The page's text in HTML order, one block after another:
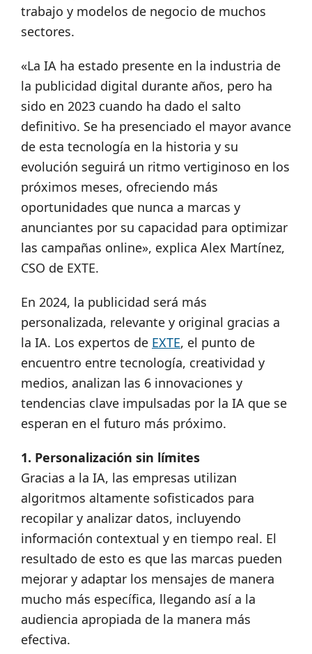
trabajo y modelos de negocio de muchos
sectores.
«La IA ha estado presente en la industria de
la publicidad digital durante años, pero ha
sido en 2023 cuando ha dado el salto
definitivo. Se ha presenciado el mayor avance
de esta tecnología en la historia y su
evolución seguirá un ritmo vertiginoso en los
próximos meses, ofreciendo más
oportunidades que nunca a marcas y
anunciantes por su capacidad para optimizar
las campañas online», explica Alex Martínez,
CSO de EXTE.
En 2024, la publicidad será más
personalizada, relevante y original gracias a
la IA. Los expertos de EXTE, el punto de
encuentro entre tecnología, creatividad y
medios, analizan las 6 innovaciones y
tendencias clave impulsadas por la IA que se
esperan en el futuro más próximo.
1. Personalización sin límites
Gracias a la IA, las empresas utilizan
algoritmos altamente sofisticados para
recopilar y analizar datos, incluyendo
información contextual y en tiempo real. El
resultado de esto es que las marcas pueden
mejorar y adaptar los mensajes de manera
mucho más específica, llegando así a la
audiencia apropiada de la manera más
efectiva.